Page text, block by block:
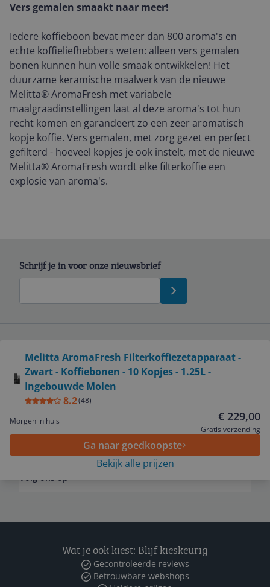
Vers gemalen smaakt naar meer!
Iedere koffieboon bevat meer dan 800 aroma's en
echte koffieliefhebbers weten: alleen vers gemalen
bonen kunnen hun volle smaak ontwikkelen! Het
duurzame keramische maalwerk van de nieuwe
Melitta® AromaFresh met variabele
maalgraadinstellingen laat al deze aroma's tot hun
recht komen en garandeert zo een zeer aromatisch
kopje koffie. Vers gemalen, met zorg gezet en perfect
gefilterd - hoeveel kopjes je ook instelt, met de nieuwe
Melitta® AromaFresh wordt elke filterkoffie een
explosie van aroma's.
Melitta AromaFresh Filterkoffiezetapparaat -
Zwart - Koffiebonen - 10 Kopjes - 1.25L -
Ingebouwde Molen
8.2(48)
Morgen in huis
€ 229,00
Gratis verzending
Ga naar goedkoopste
Bekijk alle prijzen
Schrijf je in voor onze nieuwsbrief
Service
Algemeen
Zakelijk
Wat je ook kiest: Blijf kieskeurig
Gecontroleerde reviews
Betrouwbare webshops